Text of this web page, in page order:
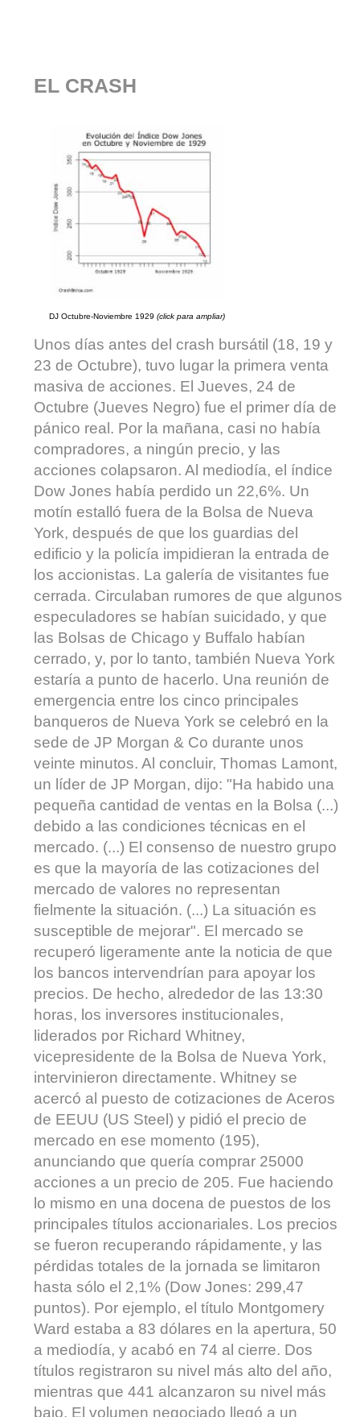
EL CRASH
DJ Octubre-Noviembre 1929(click para ampliar)
Unos días antes del crash bursátil (18, 19 y
23 de Octubre), tuvo lugar la primera venta
masiva de acciones. El Jueves, 24 de
Octubre (Jueves Negro) fue el primer día de
pánico real. Por la mañana, casi no había
compradores, a ningún precio, y las
acciones colapsaron. Al mediodía, el índice
Dow Jones había perdido un 22,6%. Un
motín estalló fuera de la Bolsa de Nueva
York, después de que los guardias del
edificio y la policía impidieran la entrada de
los accionistas. La galería de visitantes fue
cerrada. Circulaban rumores de que algunos
especuladores se habían suicidado, y que
las Bolsas de Chicago y Buffalo habían
cerrado, y, por lo tanto, también Nueva York
estaría a punto de hacerlo. Una reunión de
emergencia entre los cinco principales
banqueros de Nueva York se celebró en la
sede de JP Morgan & Co durante unos
veinte minutos. Al concluir, Thomas Lamont,
un líder de JP Morgan, dijo: "Ha habido una
pequeña cantidad de ventas en la Bolsa (...)
debido a las condiciones técnicas en el
mercado. (...) El consenso de nuestro grupo
es que la mayoría de las cotizaciones del
mercado de valores no representan
fielmente la situación. (...) La situación es
susceptible de mejorar". El mercado se
recuperó ligeramente ante la noticia de que
los bancos intervendrían para apoyar los
precios. De hecho, alrededor de las 13:30
horas, los inversores institucionales,
liderados por Richard Whitney,
vicepresidente de la Bolsa de Nueva York,
intervinieron directamente. Whitney se
acercó al puesto de cotizaciones de Aceros
de EEUU (US Steel) y pidió el precio de
mercado en ese momento (195),
anunciando que quería comprar 25000
acciones a un precio de 205. Fue haciendo
lo mismo en una docena de puestos de los
principales títulos accionariales. Los precios
se fueron recuperando rápidamente, y las
pérdidas totales de la jornada se limitaron
hasta sólo el 2,1% (Dow Jones: 299,47
puntos). Por ejemplo, el título Montgomery
Ward estaba a 83 dólares en la apertura, 50
a mediodía, y acabó en 74 al cierre. Dos
títulos registraron su nivel más alto del año,
mientras que 441 alcanzaron su nivel más
bajo. El volumen negociado llegó a un